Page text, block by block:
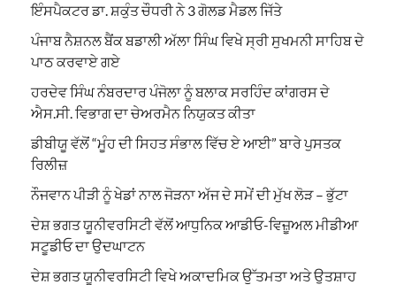
ਇੰਸਪੈਕਟਰ ਡਾ. ਸ਼ਕੁੰਤ ਚੌਧਰੀ ਨੇ 3 ਗੋਲਡ ਮੈਡਲ ਜਿੱਤੇ
ਪੰਜਾਬ ਨੈਸ਼ਨਲ ਬੈਂਕ ਬਡਾਲੀ ਅੱਲਾ ਸਿੰਘ ਵਿਖੇ ਸ੍ਰੀ ਸੁਖਮਨੀ ਸਾਹਿਬ ਦੇ
ਪਾਠ ਕਰਵਾਏ ਗਏ
ਹਰਦੇਵ ਸਿੰਘ ਨੰਬਰਦਾਰ ਪੰਜੋਲਾ ਨੂੰ ਬਲਾਕ ਸਰਹਿੰਦ ਕਾਂਗਰਸ ਦੇ
ਐਸ.ਸੀ. ਵਿਭਾਗ ਦਾ ਚੇਅਰਮੈਨ ਨਿਯੁਕਤ ਕੀਤਾ
ਡੀਬੀਯੂ ਵੱਲੋਂ “ਮੂੰਹ ਦੀ ਸਿਹਤ ਸੰਭਾਲ ਵਿੱਚ ਏ ਆਈ” ਬਾਰੇ ਪੁਸਤਕ
ਰਿਲੀਜ਼
ਨੌਜਵਾਨ ਪੀੜੀ ਨੂੰ ਖੇਡਾਂ ਨਾਲ ਜੋੜਨਾ ਅੱਜ ਦੇ ਸਮੇਂ ਦੀ ਮੁੱਖ ਲੋੜ – ਭੁੱਟਾ
ਦੇਸ਼ ਭਗਤ ਯੂਨੀਵਰਸਿਟੀ ਵੱਲੋਂ ਆਧੁਨਿਕ ਆਡੀਓ-ਵਿਜ਼ੂਅਲ ਮੀਡੀਆ
ਸਟੂਡੀਓ ਦਾ ਉਦਘਾਟਨ
ਦੇਸ਼ ਭਗਤ ਯੂਨੀਵਰਸਿਟੀ ਵਿਖੇ ਅਕਾਦਮਿਕ ਉੱਤਮਤਾ ਅਤੇ ਉਤਸ਼ਾਹ